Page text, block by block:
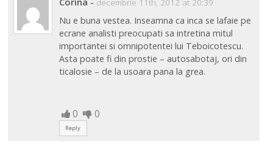
decembrie 11th, 2012 at 20:39
Nu e buna vestea. Inseamna ca inca se lafaie pe
ecrane analisti preocupati sa intretina mitul
importantei si omnipotentei lui Teboicotescu.
Asta poate fi din prostie – autosabotaj, ori din
ticalosie – de la usoara pana la grea.
0 0
Reply